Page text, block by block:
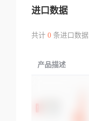
进口数据
共计 0条进口数据
产品描述